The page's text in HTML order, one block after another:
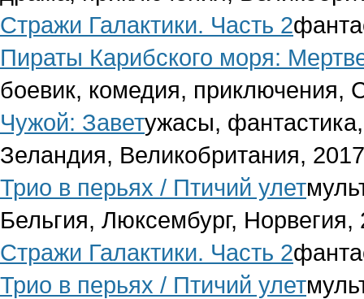
Стражи Галактики. Часть 2
Пираты Карибского моря:
боевик, комедия, приключения,
Чужой: Заветужасы,
Зеландия, Великобритания, 2017
Трио в перьях / Птичий улет
Бельгия, Люксембург, Норвегия,
Стражи Галактики. Часть 2
Трио в перьях / Птичий улет